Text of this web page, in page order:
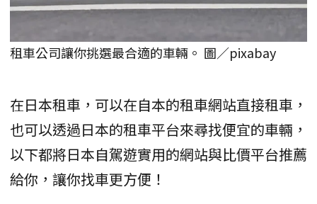
租車公司讓你挑選最合適的車輛。 圖／pixabay
在日本租車，可以在自本的租車網站直接租車，
也可以透過日本的租車平台來尋找便宜的車輛，
以下都將日本自駕遊實用的網站與比價平台推薦
給你，讓你找車更方便！